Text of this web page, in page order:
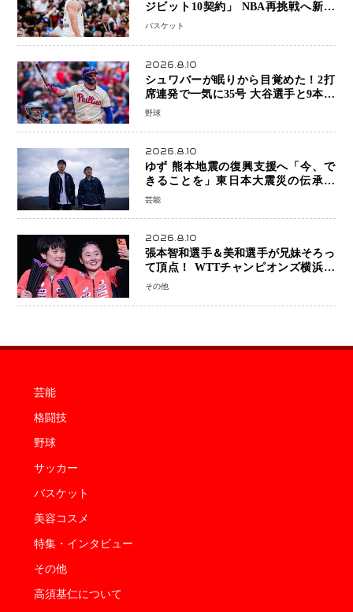
ジビット10契約」 NBA再挑戦へ新た
な一歩、八村塁選手との共闘にも期待
バスケット
2026.8.10
シュワバーが眠りから目覚めた！2打
席連発で一気に35号 大谷選手と9本差
に 本塁打王争いで単独トップ浮上
野球
2026.8.10
ゆず 熊本地震の復興支援へ「今、で
きることを」東日本大震災の伝承歌
「幾重」ライブ音源を配信、収益を全
芸能
2026.8.10
張本智和選手＆美和選手が兄妹そろっ
て頂点！ WTTチャンピオンズ横浜で
史上初の快挙 2人で約1264万円の優
その他
芸能
格闘技
野球
サッカー
バスケット
美容コスメ
特集・インタビュー
その他
高須基仁について